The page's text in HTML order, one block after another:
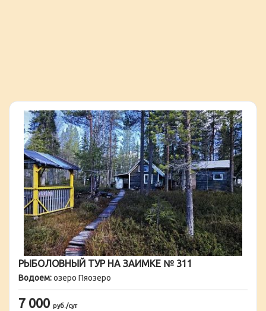
РЫБОЛОВНЫЙ ТУР НА ЗАИМКЕ № 311
Водоем:озеро Пяозеро
7 000 руб./сут